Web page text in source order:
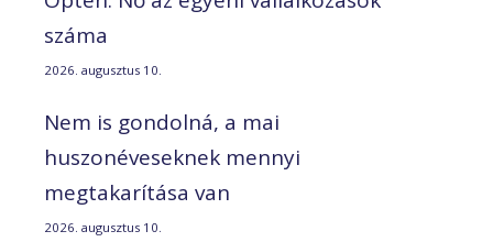
száma
2026. augusztus 10.
Nem is gondolná, a mai
huszonéveseknek mennyi
megtakarítása van
2026. augusztus 10.